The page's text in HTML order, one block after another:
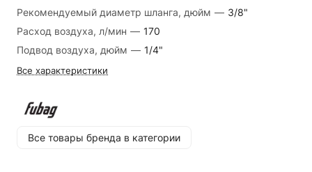
мощному двигателю и оптимальной конструкции,
пневмодолото Fubag HRS 4500 способно справиться с
самыми сложными задачами за кратчайшие сроки.
высокой надежностью и долговечностью. Инструмент
изготовлен из высококачественных материалов, что
обеспечивает его долговечность и стойкость к
Рекомендуемый диаметр шланга, дюйм — 3/8"
Расход воздуха, л/мин — 170
Подвод воздуха, дюйм — 1/4"
Все характеристики
Все товары бренда в категории